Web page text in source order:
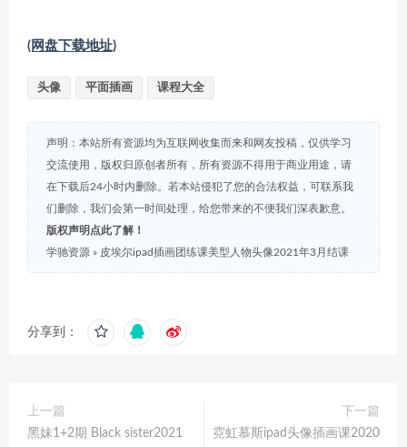
(网盘下载地址)
头像 平面插画 课程大全
声明：本站所有资源均为互联网收集而来和网友投稿，仅供学习
交流使用，版权归原创者所有，所有资源不得用于商业用途，请
在下载后24小时内删除。若本站侵犯了您的合法权益，可联系我
们删除，我们会第一时间处理，给您带来的不便我们深表歉意。
版权声明点此了解！
学驰资源 » 皮埃尔ipad插画团练课美型人物头像2021年3月结课
分享到：
上一篇
黑妹1+2期 Black sister2021
下一篇
霓虹慕斯ipad头像插画课2020